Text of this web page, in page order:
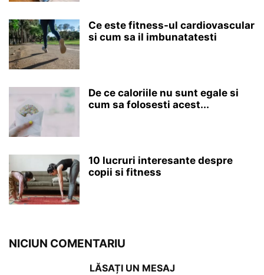
Ce este fitness-ul cardiovascular
si cum sa il imbunatatesti
De ce caloriile nu sunt egale si
cum sa folosesti acest...
10 lucruri interesante despre
copii si fitness
NICIUN COMENTARIU
LĂSAȚI UN MESAJ